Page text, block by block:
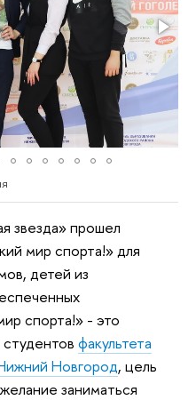
звезда» прошел
мир спорта!» для
детей из
спорта!» - это
факультета
Новгород, цель
заниматься